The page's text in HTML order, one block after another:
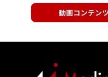
動画コンテン